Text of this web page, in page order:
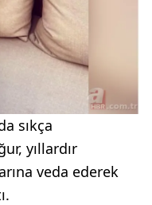
sıkça
yıllardır
veda ederek